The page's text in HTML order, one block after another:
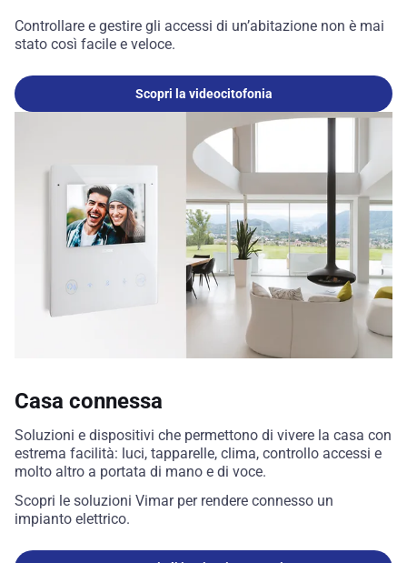
Controllare e gestire gli accessi di un’abitazione non è mai
stato così facile e veloce.
Scopri la videocitofonia
Casa connessa
Soluzioni e dispositivi che permettono di vivere la casa con
estrema facilità: luci, tapparelle, clima, controllo accessi e
molto altro a portata di mano e di voce.
Scopri le soluzioni Vimar per rendere connesso un
impianto elettrico.